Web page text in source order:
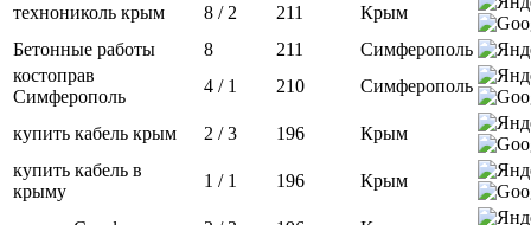
технониколь крым 8 / 2 211
Крым
Бетонные работы
8 211
Симферополь
костоправ
Симферополь
4 / 1 210 Симферополь
купить кабель крым 2 / 3 196
Крым
купить кабель в
крыму
1 / 1 196 Крым